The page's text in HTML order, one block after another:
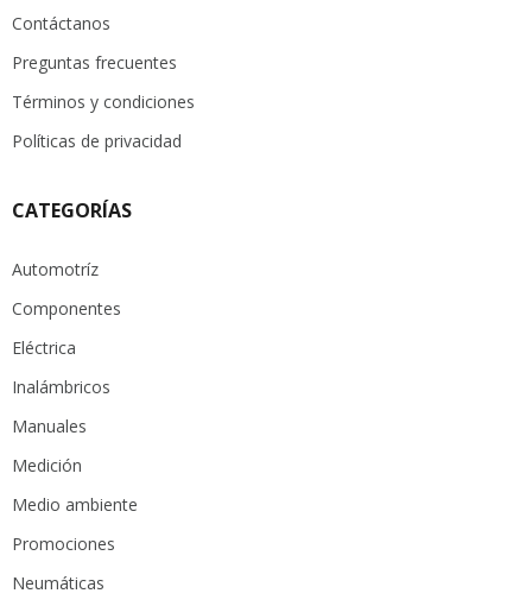
Contáctanos
Preguntas frecuentes
Términos y condiciones
Políticas de privacidad
CATEGORÍAS
Automotríz
Componentes
Eléctrica
Inalámbricos
Manuales
Medición
Medio ambiente
Promociones
Neumáticas